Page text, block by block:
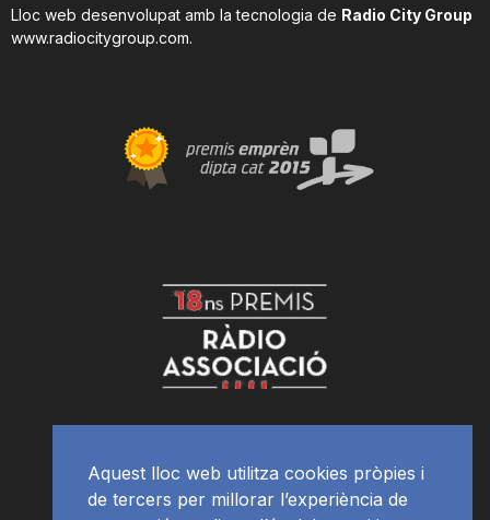
Lloc web desenvolupat amb la tecnologia de Radio City Group
www.radiocitygroup.com.
Aquest lloc web utilitza cookies pròpies i
de tercers per millorar l’experiència de